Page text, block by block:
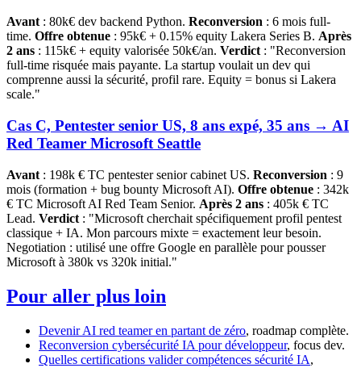
Avant: 80k€ dev backend Python. Reconversion : 6 mois full-
time. Offre obtenue : 95k€ + 0.15% equity Lakera Series B. Après
2 ans : 115k€ + equity valorisée 50k€/an. Verdict: "Reconversion
full-time risquée mais payante. La startup voulait un dev qui
comprenne aussi la sécurité, profil rare. Equity = bonus si Lakera
scale."
Cas C, Pentester senior US, 8 ans expé, 35 ans → AI
Red Teamer Microsoft Seattle
Avant : 198k € TC pentester senior cabinet US. Reconversion : 9
mois (formation + bug bounty Microsoft AI). Offre obtenue : 342k
€ TC Microsoft AI Red Team Senior. Après 2 ans : 405k € TC
Lead. Verdict : "Microsoft cherchait spécifiquement profil pentest
classique + IA. Mon parcours mixte = exactement leur besoin.
Negotiation : utilisé une offre Google en parallèle pour pousser
Microsoft à 380k vs 320k initial."
Pour aller plus loin
Devenir AI red teamer en partant de zéro, roadmap complète.
Reconversion cybersécurité IA pour développeur, focus dev.
Quelles certifications valider compétences sécurité IA,